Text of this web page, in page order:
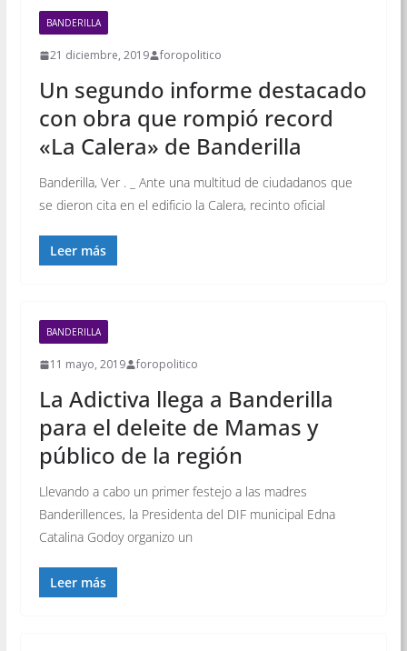
BANDERILLA
21 diciembre, 2019 foropolitico
Un segundo informe destacado
con obra que rompió record
«La Calera» de Banderilla
Banderilla, Ver . _ Ante una multitud de ciudadanos que
se dieron cita en el edificio la Calera, recinto oficial
Leer más
BANDERILLA
11 mayo, 2019 foropolitico
La Adictiva llega a Banderilla
para el deleite de Mamas y
público de la región
Llevando a cabo un primer festejo a las madres
Banderillences, la Presidenta del DIF municipal Edna
Catalina Godoy organizo un
Leer más